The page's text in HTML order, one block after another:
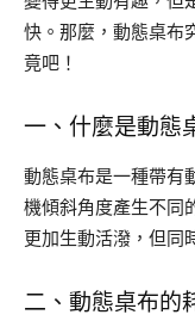
快。那麼，動態桌布
竟吧！
一、什麼是動態
動態桌布是一種帶有
機傾斜角度產生不同
更加生動活潑，但同
二、動態桌布的